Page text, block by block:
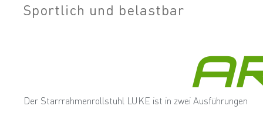
Sportlich und belastbar
Der Starrrahmenrollstuhl LUKE ist in zwei Ausfüh­rungen